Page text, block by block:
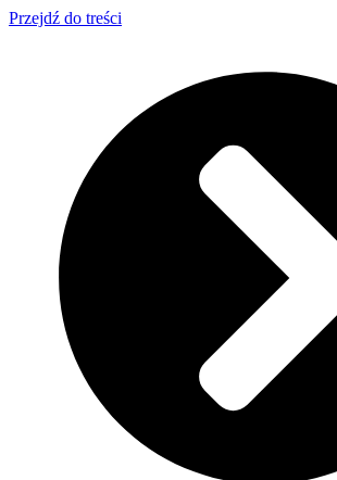
Przejdź do treści